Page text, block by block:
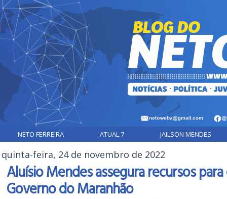
NETO FERREIRA ATUAL 7 JAILSON MENDES
quinta-feira, 24 de novembro de 2022
Aluísio Mendes assegura recursos
Governo do Maranhão